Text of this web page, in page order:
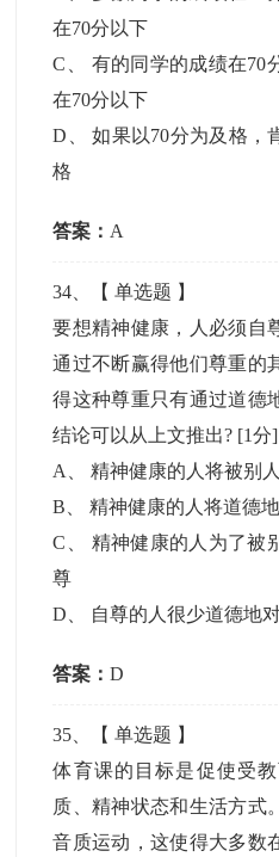
在70分以下
C
有的同学的成绩在70
在70分以下
D 、如果以70分为及格，
格
答案： A
34 、【单选题 】
要想精神健康，人必须自
通过不断赢得他们尊重的
得这种尊重只有通过道德
结论可以从上文推出? [1分]
A
、精神健康的人将被别
B 、精神健康的人将道德
C
精神健康的人为了被
尊
D
自尊的人很少道德地
答案：D
35 、【单选题 】
体育课的目标是促使受
质、精神状态和生活方式
音质运动，这使得大多数